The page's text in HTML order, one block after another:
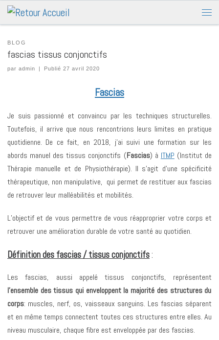
BLOG
fascias tissus conjonctifs
par admin | Publié27 avril 2020
Fascias
Je suis passionné et convaincu par les techniques structurelles.
Toutefois, il arrive que nous rencontrions leurs limites en pratique
quotidienne. De ce fait, en 2018, j’ai suivi une formation sur les
abords manuel des tissus conjonctifs (Fascias) à ITMP (Institut de
Thérapie manuelle et de Physiothérapie). Il s’agit d’une spécificité
thérapeutique, non manipulative, qui permet de restituer aux fascias
de retrouver leur malléabilités et mobilités.
L’objectif et de vous permettre de vous réapproprier votre corps et
retrouver une amélioration durable de votre santé au quotidien.
Définition des fascias / tissus conjonctifs:
Les fascias, aussi appelé tissus conjonctifs, représentent
l’ensemble des tissus qui enveloppent la majorité des structures du
corps: muscles, nerf, os, vaisseaux sanguins. Les fascias séparent
et en même temps connectent toutes ces structures entre elles. Au
niveau musculaire, chaque fibre est enveloppée par des fascias.